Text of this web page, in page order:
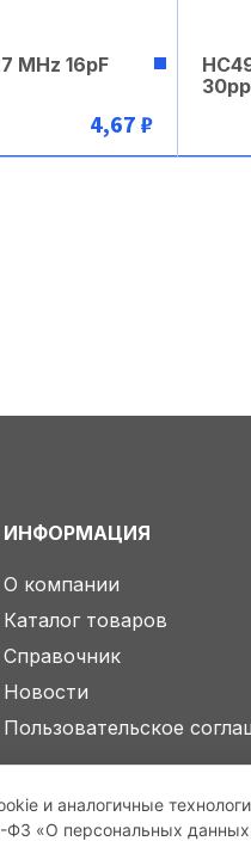
и аналогичные
«О персональных
MHz 16pF
4,67 ₽
ИНФОРМАЦИЯ
О компании
Каталог товаров
Справочник
Новости
Пользовательское